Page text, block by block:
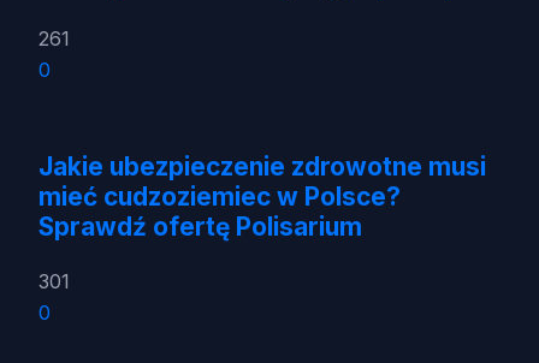
261
0
Jakie ubezpieczenie zdrowotne musi
mieć cudzoziemiec w Polsce?
Sprawdź ofertę Polisarium
301
0